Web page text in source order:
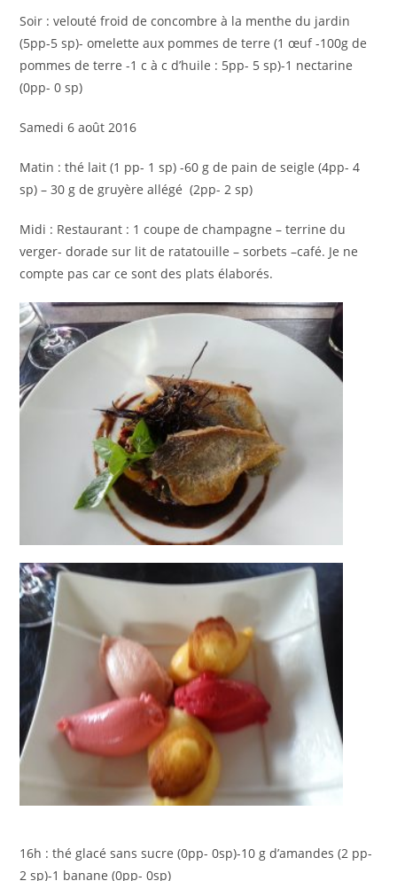
Soir : velouté froid de concombre à la menthe du jardin
(5pp-5 sp)- omelette aux pommes de terre (1 œuf -100g de
pommes de terre -1 c à c d’huile : 5pp- 5 sp)-1 nectarine
(0pp- 0 sp)
Samedi 6 août 2016
Matin : thé lait (1 pp- 1 sp) -60 g de pain de seigle (4pp- 4
sp) – 30 g de gruyère allégé (2pp- 2 sp)
Midi : Restaurant : 1 coupe de champagne – terrine du
verger- dorade sur lit de ratatouille – sorbets –café. Je ne
compte pas car ce sont des plats élaborés.
16h : thé glacé sans sucre (0pp- 0sp)-10 g d’amandes (2 pp-
2 sp)-1 banane (0pp- 0sp)